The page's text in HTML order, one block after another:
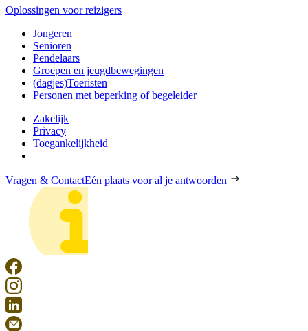
Oplossingen voor reizigers
Jongeren
Senioren
Pendelaars
Groepen en jeugdbewegingen
(dagjes)Toeristen
Personen met beperking of begeleider
Zakelijk
Privacy
Toegankelijkheid
Vragen & ContactEén plaats voor al je antwoorden